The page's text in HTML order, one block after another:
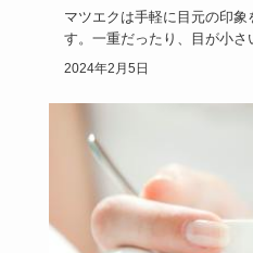
マツエクは手軽に目元の印
す。一重だったり、目が小
ツエクで目元の印…
2024年2月5日